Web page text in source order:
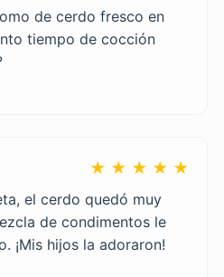
de cerdo fresco en
tiempo de cocción
★ ★ ★ ★ ★
el cerdo quedó muy
de condimentos le
¡Mis hijos la adoraron!